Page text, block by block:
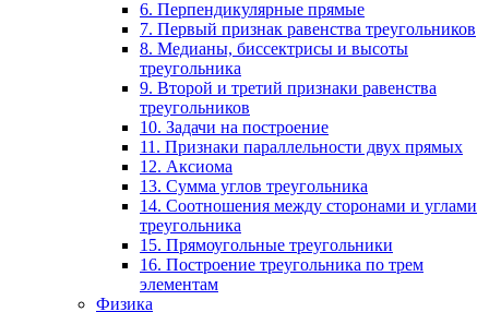
6. Перпендикулярные прямые
7. Первый признак равенства треугольников
8. Медианы, биссектрисы и высоты
треугольника
9. Второй и третий признаки равенства
треугольников
10. Задачи на построение
11. Признаки параллельности двух прямых
12. Аксиома
13. Сумма углов треугольника
14. Соотношения между сторонами и углами
треугольника
15. Прямоугольные треугольники
16. Построение треугольника по трем
элементам
Физика